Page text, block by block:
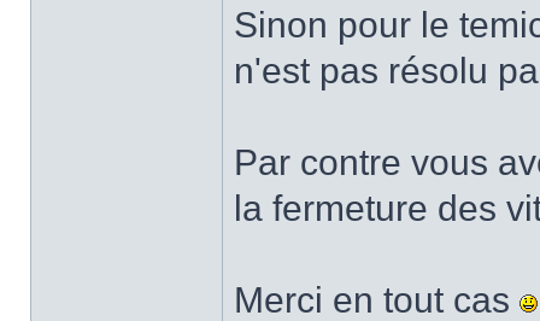
Sinon pour le
n'est pas résolu
Par contre vous
la fermeture des
Merci en tout cas